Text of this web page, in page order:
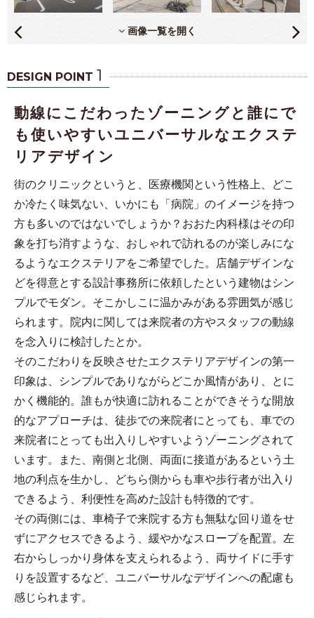
画像一覧を開く
DESIGN POINT 1
動線にこだわったゾーニングと誰にで
も使いやすいユニバーサルなエクステ
リアデザイン
街のクリニックというと、医療機関という性格上、どこ
か冷たく味気ない、いかにも「病院」のイメージを持つ
方も多いのではないでしょうか？おおた内科様はその印
象を打ち消すような、おしゃれで訪れるのが楽しみにな
るようなエクステリアをご希望でした。店舗デザインな
どを得意とする設計事務所に依頼したという建物はシン
プルでモダン。そこかしこに温かみがある雰囲気が感じ
られます。院内に関しては来院者の方やスタッフの動線
を念入りに検討したとか。
そのこだわりを反映させたエクステリアデザインの第一
印象は、シンプルでありながらどこか風情があり、とに
かく機能的。誰もが快適に訪れることができそうな開放
的なアプローチは、徒歩での来院者にとっても、車での
来院者にとっても出入りしやすいようゾーニングされて
います。また、南側と北側、両面に接道があるという土
地の利点を生かし、どちら側からも車や歩行者が出入り
できるよう、利便性を高めた設計も特徴的です。
その両側には、車椅子で来院する方も無駄な回り道をせ
ずにアクセスできるよう、緩やかなスロープを配置。左
右からしっかり身体を支えられるよう、両サイドに手す
りを設置するなど、ユニバーサルなデザインへの配慮も
感じられます。